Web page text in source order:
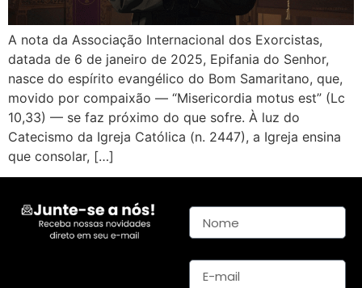
A nota da Associação Internacional dos Exorcistas,
datada de 6 de janeiro de 2025, Epifania do Senhor,
nasce do espírito evangélico do Bom Samaritano, que,
movido por compaixão — “Misericordia motus est” (Lc
10,33) — se faz próximo do que sofre. À luz do
Catecismo da Igreja Católica (n. 2447), a Igreja ensina
que consolar, […]